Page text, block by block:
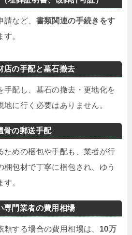
など、 書類関連の手続きをす
。
店の手配と墓石撤去
手配し、墓石の撤去・更地化を
に行く必要はありません。
骨の郵送手配
ための梱包や手配も、業者が行
梱包材で丁寧に梱包され、ゆう
。
専門業者の費用相場
する場合の費用相場は、 10万